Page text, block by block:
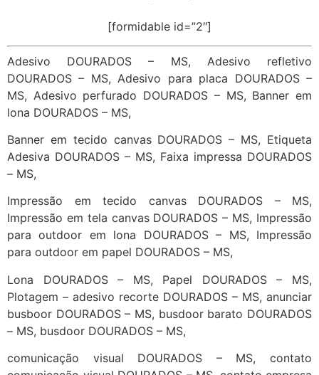
[formidable id=”2″]
Adesivo DOURADOS – MS, Adesivo refletivo
DOURADOS – MS, Adesivo para placa DOURADOS –
MS, Adesivo perfurado DOURADOS – MS, Banner em
lona DOURADOS – MS,
Banner em tecido canvas DOURADOS – MS, Etiqueta
Adesiva DOURADOS – MS, Faixa impressa DOURADOS
– MS,
Impressão em tecido canvas DOURADOS – MS,
Impressão em tela canvas DOURADOS – MS, Impressão
para outdoor em lona DOURADOS – MS, Impressão
para outdoor em papel DOURADOS – MS,
Lona DOURADOS – MS, Papel DOURADOS – MS,
Plotagem – adesivo recorte DOURADOS – MS, anunciar
busboor DOURADOS – MS, busdoor barato DOURADOS
– MS, busdoor DOURADOS – MS,
comunicação visual DOURADOS – MS, contato